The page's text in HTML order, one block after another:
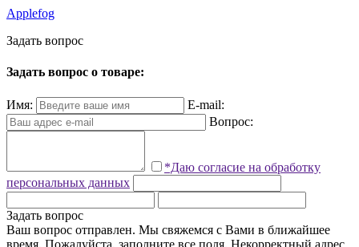
Applefog
Задать вопрос
Задать вопрос о товаре:
Имя:
E-mail:
Вопрос:
*Даю согласие на обработку
персональных данных
Задать вопрос
Ваш вопрос отправлен. Мы свяжемся с Вами в ближайшее
время. Пожалуйста, заполните все поля. Некорректный адрес